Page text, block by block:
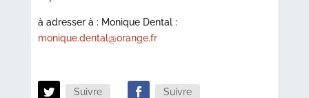
à adresser à : Monique Dental :
monique.dental@orange.fr
Suivre Suivre